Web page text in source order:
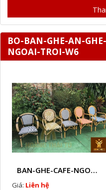
BO-BAN-GHE-AN-
NGOAI-TROI-W6
BAN-GHE-CAFE-NGOAI-TROI-J3
Giá: Liên hệ